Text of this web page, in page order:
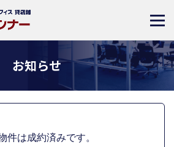
お知らせ
件は成約済みです。